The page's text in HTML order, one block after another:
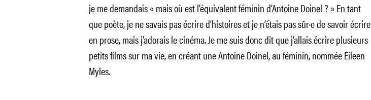
je me demandais « mais où est l’équivalent féminin d’Antoine Doinel ? » En tant
que poète, je ne savais pas écrire d’histoires et je n’étais pas sûr·e de savoir écrire
en prose, mais j’adorais le cinéma. Je me suis donc dit que j’allais écrire plusieurs
petits films sur ma vie, en créant une Antoine Doinel, au féminin, nommée Eileen
Myles.